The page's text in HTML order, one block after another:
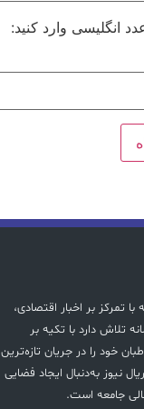
انگلیسی وارد کنید:
تمرکز بر اخبار اقتصادی،
تلاش دارد با تکیه بر
خود را در جریان تازه‌ترین
نیوز به‌دنبال ایجاد فضایی
جامعه است.